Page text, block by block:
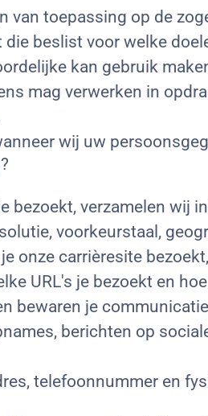
van toepassing op de
beslist voor welke
kan gebruik
mag verwerken in
wij uw
bezoekt, verzamelen wij
voorkeurstaal,
onze carrièresite
URL's je bezoekt en
bewaren je
berichten op
telefoonnummer en